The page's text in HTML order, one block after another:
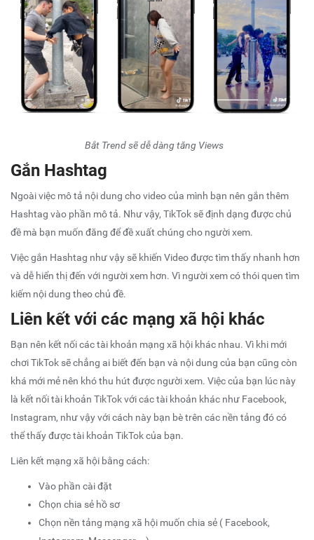
Bắt Trend sẽ dễ dàng tăng Views
Gắn Hashtag
Ngoài việc mô tả nội dung cho video của mình bạn nên gắn thêm
Hashtag vào phần mô tả. Như vậy, TikTok sẽ định dạng được chủ
đề mà bạn muốn đăng để đề xuất chúng cho người xem.
Việc gắn Hashtag như vậy sẽ khiến Video được tìm thấy nhanh hơn
và dễ hiển thị đến với người xem hơn. Vì người xem có thói quen tìm
kiếm nội dung theo chủ đề.
Liên kết với các mạng xã hội khác
Bạn nên kết nối các tài khoản mạng xã hội khác nhau. Vì khi mới
chơi TikTok sẽ chẳng ai biết đến bạn và nội dung của bạn cũng còn
khá mới mẻ nên khó thu hút được người xem. Việc của bạn lúc này
là kết nối tài khoản TikTok với các tài khoản khác như Facebook,
Instagram, như vậy với cách này bạn bè trên các nền tảng đó có
thể thấy được tài khoản TikTok của bạn.
Liên kết mạng xã hội bằng cách:
Vào phần cài đặt
Chọn chia sẻ hồ sơ
Chọn nền tảng mạng xã hội muốn chia sẻ ( Facebook,